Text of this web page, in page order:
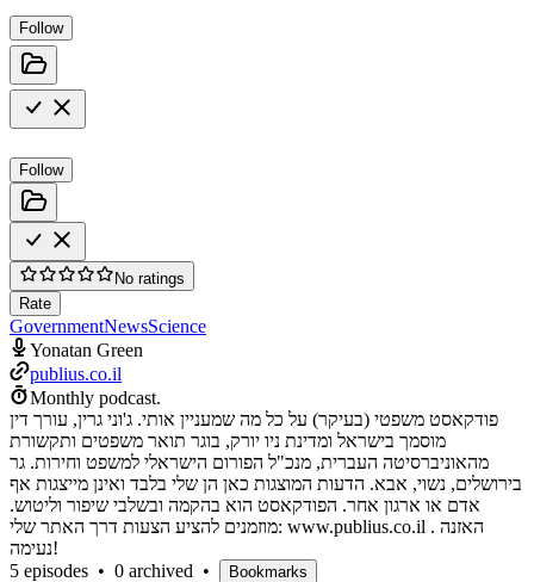
Follow
Follow
No ratings
Rate
GovernmentNewsScience
Yonatan Green
publius.co.il
Monthly podcast.
פודקאסט משפטי (בעיקר) על כל מה שמעניין אותי. ג'וני גרין, עורך דין
מוסמך בישראל ומדינת ניו יורק, בוגר תואר משפטים ותקשורת
מהאוניברסיטה העברית, מנכ"ל הפורום הישראלי למשפט וחירות. גר
בירושלים, נשוי, אבא. הדעות המוצגות כאן הן שלי בלבד ואינן מייצגות אף
אדם או ארגון אחר. הפודקאסט הוא בהקמה ובשלבי שיפור וליטוש.
מוזמנים להציע הצעות דרך האתר שלי: www.publius.co.il . האזנה
נעימה!
5 episodes • 0 archived • Bookmarks